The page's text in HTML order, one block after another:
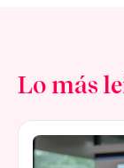
Lo más